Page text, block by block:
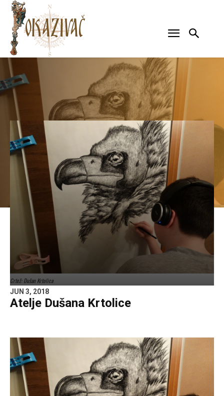
Crtež: Dušan Krtolica
JUN 3, 2018
Atelje Dušana Krtolice